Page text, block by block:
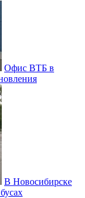
Офис ВТБ в
В Новосибирске